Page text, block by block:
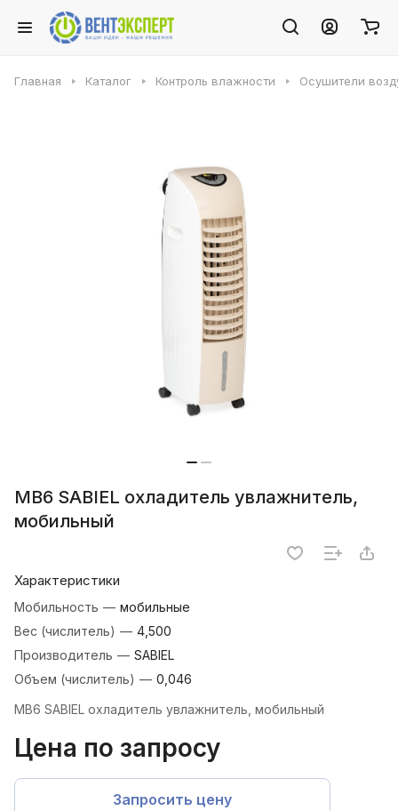
Главная Каталог Контроль влажности Осушители
MB6 SABIEL охладитель увлажнитель,
мобильный
Характеристики
Мобильность — мобильные
Вес (числитель) — 4,500
Производитель — SABIEL
Объем (числитель) — 0,046
MB6 SABIEL охладитель увлажнитель, мобильный
Цена по запросу
Запросить цену